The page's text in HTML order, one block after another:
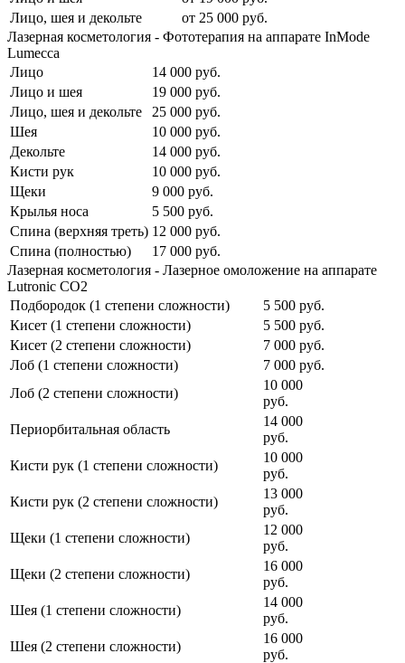
Лицо, шея и декольте
от 25 000 руб.
Лазерная косметология - Фототерапия на аппарате InMode
Lumecca
Лицо
14 000 руб.
Лицо и шея
19 000 руб.
Лицо, шея и декольте
25 000 руб.
Шея
10 000 руб.
Декольте
14 000 руб.
Кисти рук
10 000 руб.
Щеки
9 000 руб.
Крылья носа
5 500 руб.
Спина (верхняя треть) 12 000 руб.
Спина (полностью)
17 000 руб.
Лазерная косметология - Лазерное омоложение на аппарате
Lutronic CO2
Подбородок (1 степени сложности)
5 500 руб.
Кисет (1 степени сложности)
5 500 руб.
Кисет (2 степени сложности)
7 000 руб.
Лоб (1 степени сложности)
7 000 руб.
Лоб (2 степени сложности)
10 000
руб.
Периорбитальная область
14 000
руб.
Кисти рук (1 степени сложности)
10 000
руб.
Кисти рук (2 степени сложности)
13 000
руб.
Щеки (1 степени сложности)
12 000
руб.
Щеки (2 степени сложности)
16 000
руб.
Шея (1 степени сложности)
14 000
руб.
Шея (2 степени сложности)
16 000
руб.